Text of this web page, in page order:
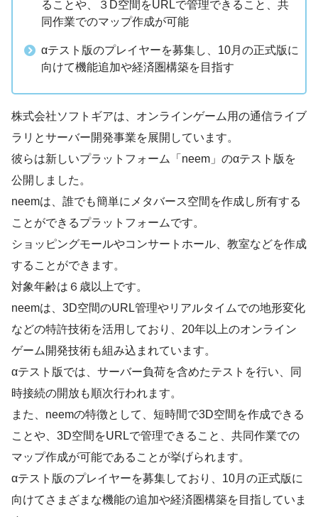
ることや、３D空間をURLで管理できること、共
同作業でのマップ作成が可能
αテスト版のプレイヤーを募集し、10月の正式版に
向けて機能追加や経済圏構築を目指す
株式会社ソフトギアは、オンラインゲーム用の通信ライブ
ラリとサーバー開発事業を展開しています。
彼らは新しいプラットフォーム「neem」のαテスト版を
公開しました。
neemは、誰でも簡単にメタバース空間を作成し所有する
ことができるプラットフォームです。
ショッピングモールやコンサートホール、教室などを作成
することができます。
対象年齢は６歳以上です。
neemは、3D空間のURL管理やリアルタイムでの地形変化
などの特許技術を活用しており、20年以上のオンライン
ゲーム開発技術も組み込まれています。
αテスト版では、サーバー負荷を含めたテストを行い、同
時接続の開放も順次行われます。
また、neemの特徴として、短時間で3D空間を作成できる
ことや、3D空間をURLで管理できること、共同作業での
マップ作成が可能であることが挙げられます。
αテスト版のプレイヤーを募集しており、10月の正式版に
向けてさまざまな機能の追加や経済圏構築を目指していま